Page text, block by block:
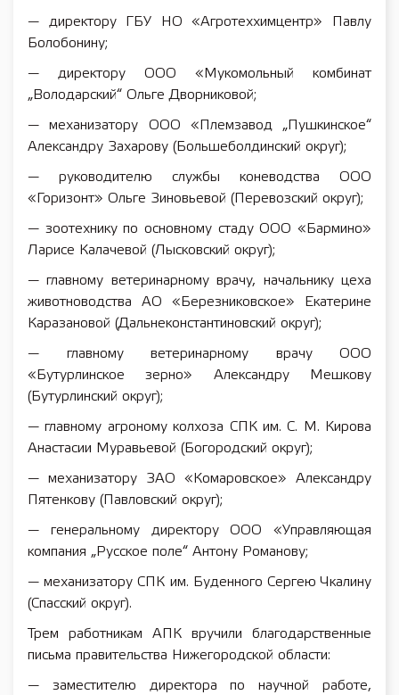
— директору ГБУ НО «Агротеххимцентр» Павлу
Болобонину;
— директору ООО «Мукомольный комбинат
„Володарский“ Ольге Дворниковой;
— механизатору ООО «Племзавод „Пушкинское“
Александру Захарову (Большеболдинский округ);
— руководителю службы коневодства ООО
«Горизонт» Ольге Зиновьевой (Перевозский округ);
— зоотехнику по основному стаду ООО «Бармино»
Ларисе Калачевой (Лысковский округ);
— главному ветеринарному врачу, начальнику цеха
животноводства АО «Березниковское» Екатерине
Каразановой (Дальнеконстантиновский округ);
— главному ветеринарному врачу ООО
«Бутурлинское зерно» Александру Мешкову
(Бутурлинский округ);
— главному агроному колхоза СПК им. С. М. Кирова
Анастасии Муравьевой (Богородский округ);
— механизатору ЗАО «Комаровское» Александру
Пятенкову (Павловский округ);
— генеральному директору ООО «Управляющая
компания „Русское поле“ Антону Романову;
— механизатору СПК им. Буденного Сергею Чкалину
(Спасский округ).
Трем работникам АПК вручили благодарственные
письма правительства Нижегородской области:
— заместителю директора по научной работе,